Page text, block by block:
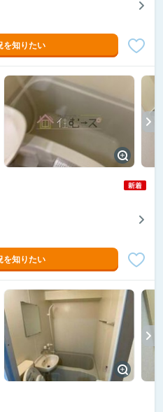
を知りたい
を知りたい